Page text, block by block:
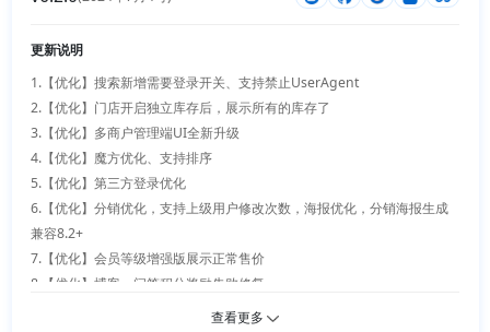
27.【优化】加载层loading时间优化
29.【优化】语言读取优化
30.【优化】签到二维码路径存储优化
31.【优化】魔方无数据优化
32.【优化】虚拟销售增加复制功能，细节优化
33.【优化】门店搜索页支持地图搜索、门店详情扫码功能无效修复
34.【优化】博客增加排序权重
35.【优化】活动配置插件错误修复
36.【优化】去掉富文本中p标签样式
37.【优化】进销存产品单位库存支持共存，自动计算扩展单位，并全面支
持app端，新增报表
15.【新增】主富文本编辑器组件支持拖入、截图、远程扫码上传
17.【优化】用户状态验证优化
18.【优化】cookie读取域名优化
19.【优化】layout页面设计结构调整
20.【优化】后台首页统计，初始化分离
21.【优化】主题支持覆盖插件视图文件
22.【优化】exce导出支持选择指定数据
23.【优化】商品读取sql优化
24.【门店】增加员工手机端核销，支持骑手插件派单，基础模式优化支持
25.【多商户】商品分类支持二级，新增商品审核，支持骑手插件派单，增
更新说明
1.【优化】搜索新增需要登录开关、支持禁止UserAgent
2.【优化】门店开启独立库存后，展示所有的库存了
3.【优化】多商户管理端UI全新升级
4.【优化】魔方优化、支持排序
5.【优化】第三方登录优化
6.【优化】分销优化，支持上级用户修改次数，海报优化，分销海报生成
兼容8.2+
7.【优化】会员等级增强版展示正常售价
8.【优化】博客，问答积分奖励失败修复
9.【优化】短信和邮件写入日志优化 查看更多